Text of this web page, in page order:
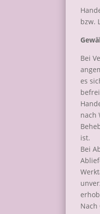
bzw.
Bei
es
nach
ist.
Bei
Nach